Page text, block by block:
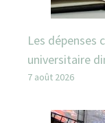
Les dépenses
universitaire
7 août 2026